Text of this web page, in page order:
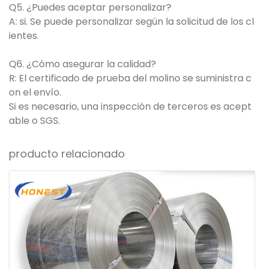
Q5. ¿Puedes aceptar personalizar?
A: si. Se puede personalizar según la solicitud de los cl
ientes.
Q6. ¿Cómo asegurar la calidad?
R: El certificado de prueba del molino se suministra c
on el envío.
Si es necesario, una inspección de terceros es acept
able o SGS.
producto relacionado